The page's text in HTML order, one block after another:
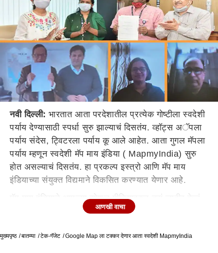
नवी दिल्ली: भारतात आता परदेशातील प्रत्येक गोष्टीला स्वदेशी
पर्याय देण्यासाठी स्पर्धा सुरु झाल्याचं दिसतंय. व्हॉट्स अॅपला
पर्याय संदेस, ट्विटरला पर्याय कू आले आहेत. आता गुगल मॅपला
पर्याय म्हणून स्वदेशी मॅप माय इंडिया ( MapmyIndia) सुरु
होत असल्याचं दिसतंय. हा प्रकल्प इस्त्रो आणि मॅप माय
इंडियाच्या संयुक्त विद्यमाने विकसित करण्यात येणार आहे.
मॅप माय इंडियाने आपल्या सोशल मीडियावरुन तसं जाहीर केलं
आहे. केंद्र सरकारच्या आत्मनिर्भर भारत योजनेअंतर्गत हा
केलं आहे. त्यामुळे आता नेव्हिगेशन किंवा इतर सुविधांसाठी गुगल
आणखी वाचा
मुख्यपृष्ठ बातम्या टेक-गॅजेट Google Map ला टक्कर देणार आता स्वदेशी MapmyIndia